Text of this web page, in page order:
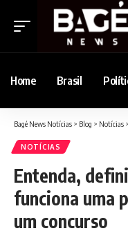
Home Brasil
Bagé News Notícias > Blog > Notícias >
NOTÍCIAS
Entenda,
funciona uma
um concurso